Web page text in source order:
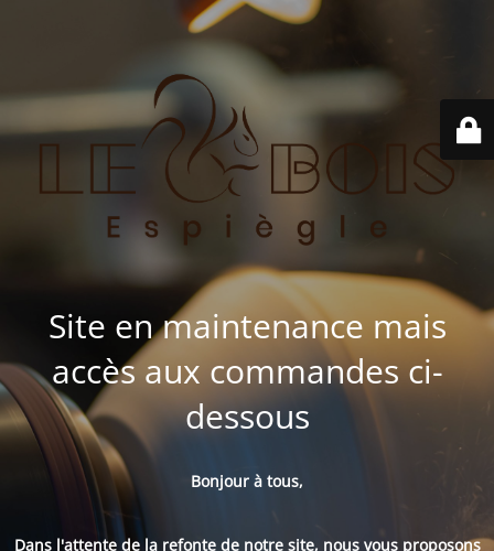
Site en maintenance mais
accès aux commandes ci-
dessous
Bonjour à tous,
Dans l'attente de la refonte de notre site, nous vous proposons